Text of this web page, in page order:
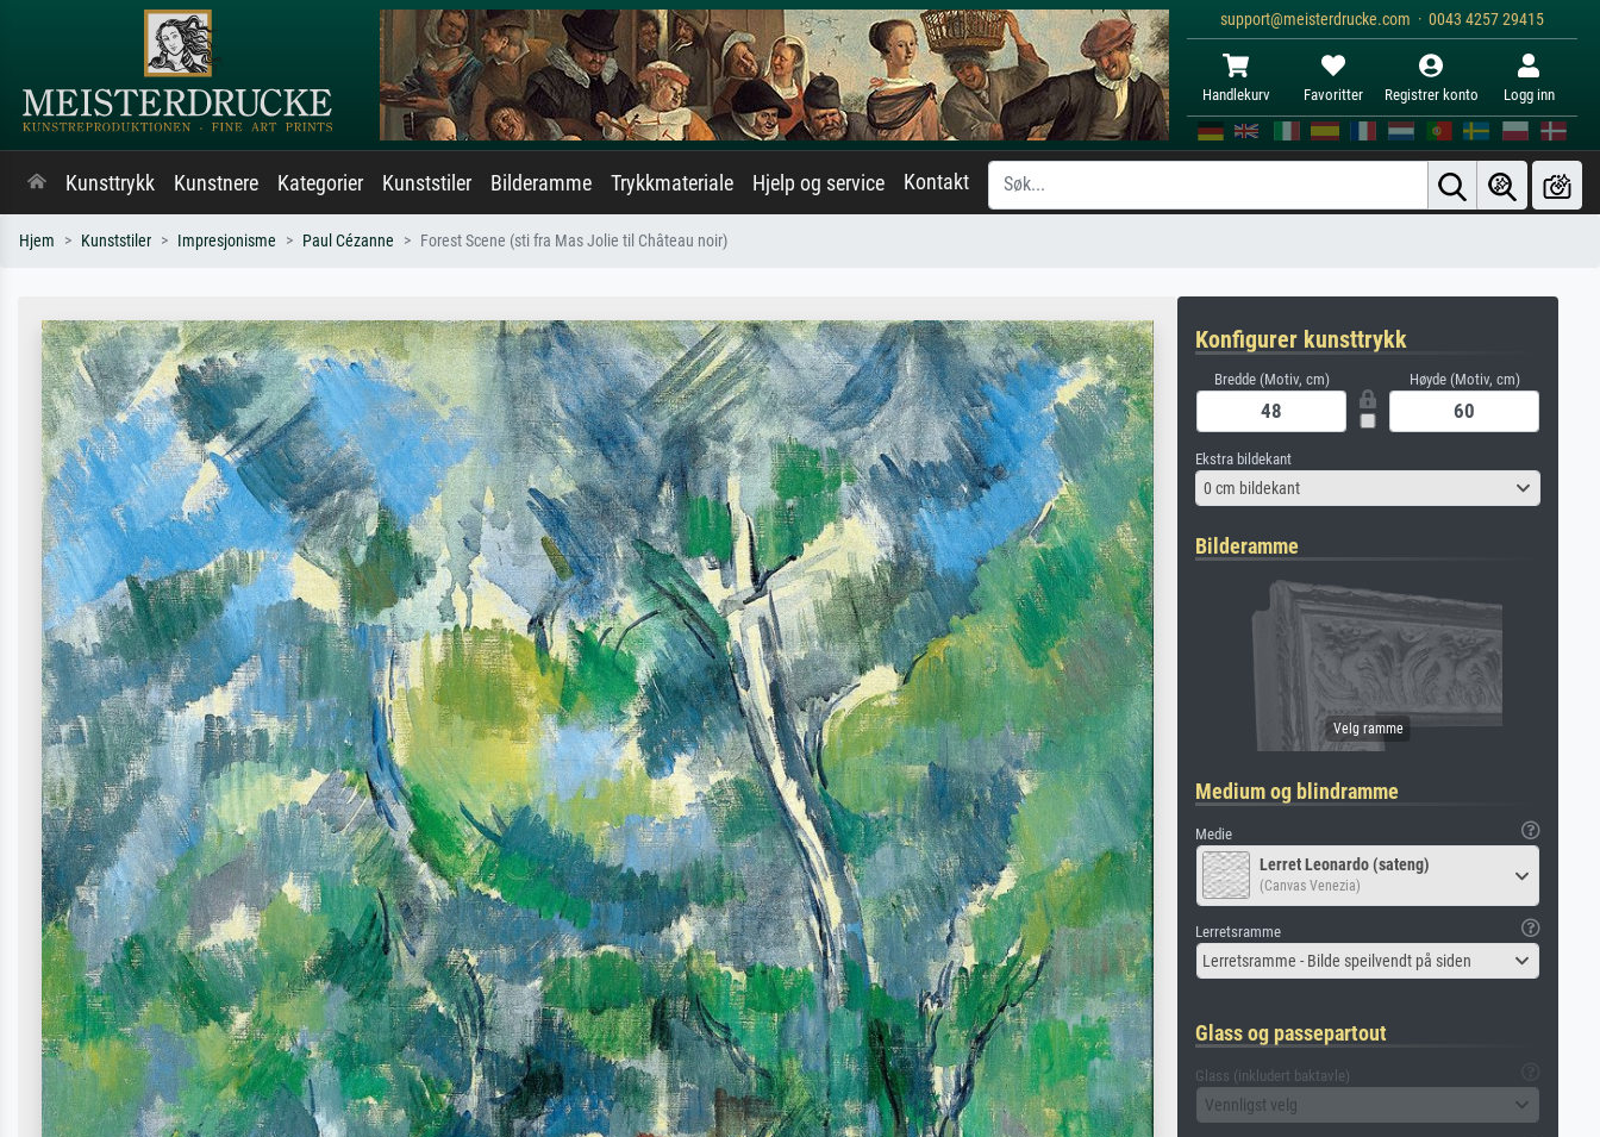
support@meisterdrucke.com · 0043 4257 29415
Handlekurv Favoritter Registrer konto Logg inn
Kunsttrykk Kunstnere Kategorier Kunststiler Bilderamme Trykkmateriale Hjelp og service Kontakt
Hjem Kunststiler Impresjonisme Paul Cézanne Forest Scene (sti fra Mas Jolie til Château noir)
Konfigurer kunsttrykk
Bredde (Motiv, cm) Høyde (Motiv, cm)
Ekstra bildekant
0 cm bildekant
Bilderamme
Medium og blindramme
Medie
Lerret Leonardo (sateng)
(Canvas Venezia)
Lerretsramme
Lerretsramme - Bilde speilvendt på siden
Glass og passepartout
Glass (inkludert baktavle)
Vennligst velg